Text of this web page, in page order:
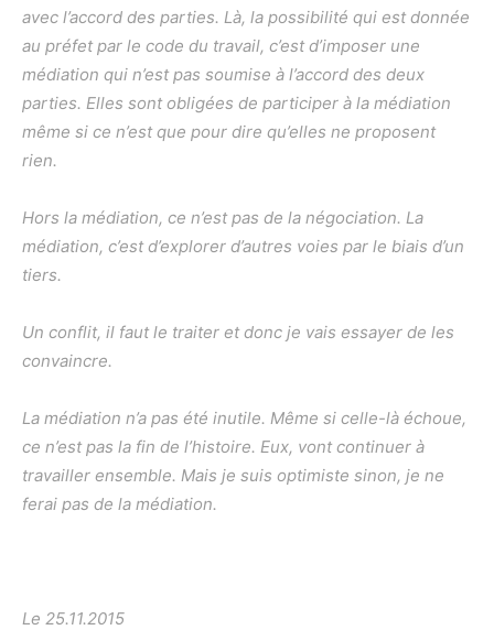
avec l’accord des parties. Là, la possibilité qui est donnée
au préfet par le code du travail, c’est d’imposer une
médiation qui n’est pas soumise à l’accord des deux
parties. Elles sont obligées de participer à la médiation
même si ce n’est que pour dire qu’elles ne proposent
rien.
Hors la médiation, ce n’est pas de la négociation. La
médiation, c’est d’explorer d’autres voies par le biais d’un
tiers.
Un conflit, il faut le traiter et donc je vais essayer de les
convaincre.
La médiation n’a pas été inutile. Même si celle-là échoue,
ce n’est pas la fin de l’histoire. Eux, vont continuer à
travailler ensemble. Mais je suis optimiste sinon, je ne
ferai pas de la médiation.
Le 25.11.2015